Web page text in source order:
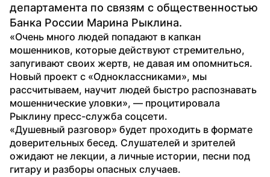
департамента по связям с общественностью
Банка России Марина Рыклина.
«Очень много людей попадают в капкан
мошенников, которые действуют стремительно,
запугивают своих жертв, не давая им опомниться.
Новый проект c «Одноклассниками», мы
рассчитываем, научит людей быстро распознавать
мошеннические уловки», — процитировала
Рыклину пресс-служба соцсети.
«Душевный разговор» будет проходить в формате
доверительных бесед. Слушателей и зрителей
ожидают не лекции, а личные истории, песни под
гитару и разборы опасных случаев.